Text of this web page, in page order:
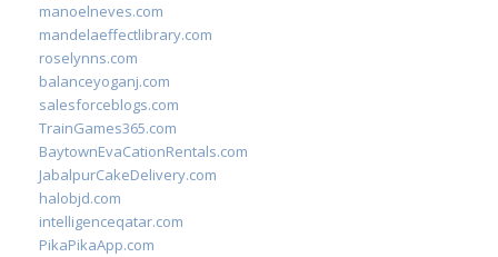
manoelneves.com
mandelaeffectlibrary.com
roselynns.com
balanceyoganj.com
salesforceblogs.com
TrainGames365.com
BaytownEvaCationRentals.com
JabalpurCakeDelivery.com
halobjd.com
intelligenceqatar.com
PikaPikaApp.com